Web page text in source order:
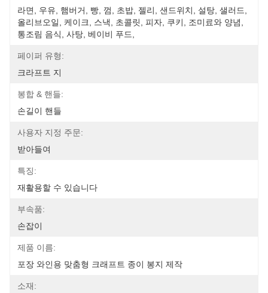
라면, 우유, 햄버거, 빵, 껌, 초밥, 젤리, 샌드위치, 설탕, 샐러드,
올리브오일, 케이크, 스낵, 초콜릿, 피자, 쿠키, 조미료와 양념,
통조림 음식, 사탕, 베이비 푸드,
페이퍼 유형:
크라프트 지
봉합 & 핸들:
손길이 핸들
사용자 지정 주문:
받아들여
특징:
재활용할 수 있습니다
부속품:
손잡이
제품 이름:
포장 와인용 맞춤형 크래프트 종이 봉지 제작
소재: